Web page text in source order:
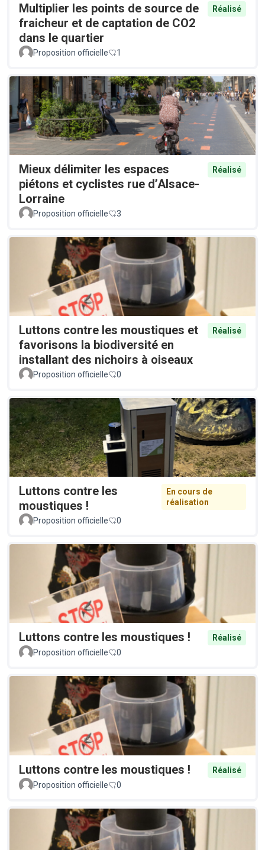
Multiplier les points de source de
fraicheur et de captation de CO2
dans le quartier
Réalisé
Proposition officielle 1
Mieux délimiter les espaces
piétons et cyclistes rue d’Alsace-
Lorraine
Réalisé
Proposition officielle 3
Luttons contre les moustiques et
favorisons la biodiversité en
installant des nichoirs à oiseaux
Réalisé
Proposition officielle 0
Luttons contre les
moustiques !
En cours de
réalisation
Proposition officielle
0
Luttons contre les moustiques !
Réalisé
Proposition officielle
0
Luttons contre les moustiques !
Réalisé
Proposition officielle
0